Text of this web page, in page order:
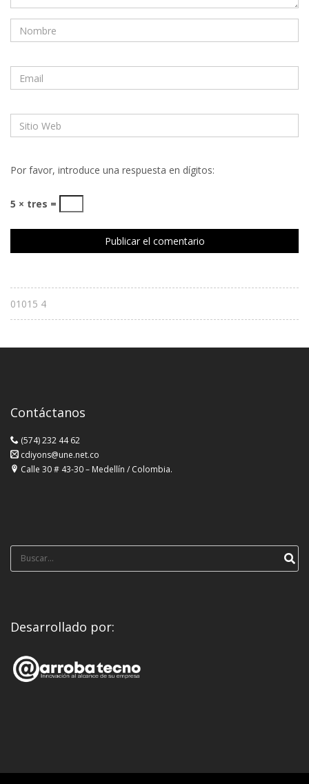
Por favor, introduce una respuesta en dígitos:
5 × tres =
01015 4
Contáctanos
(574) 232 44 62
cdiyons@une.net.co
Calle 30 # 43-30 – Medellín / Colombia.
Búsqueda
para:
Desarrollado por: